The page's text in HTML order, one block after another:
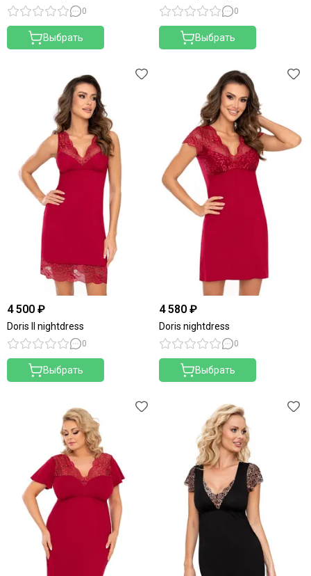
0
Выбрать
0
Выбрать
4 500 ₽
Doris II nightdress
0
Выбрать
4 580 ₽
Doris nightdress
0
Выбрать